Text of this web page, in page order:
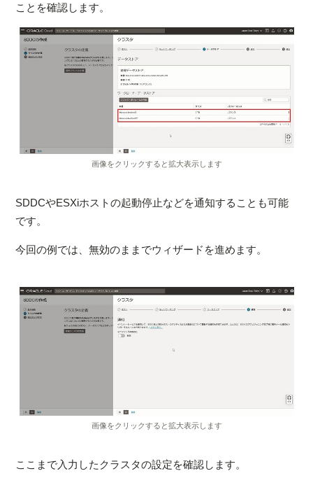
ことを確認します。
画像をクリックすると拡大表示します
SDDCやESXiホストの起動停止などを通知することも可能
です。
今回の例では、無効のままでウィザードを進めます。
画像をクリックすると拡大表示します
ここまで入力したクラスタの設定を確認します。